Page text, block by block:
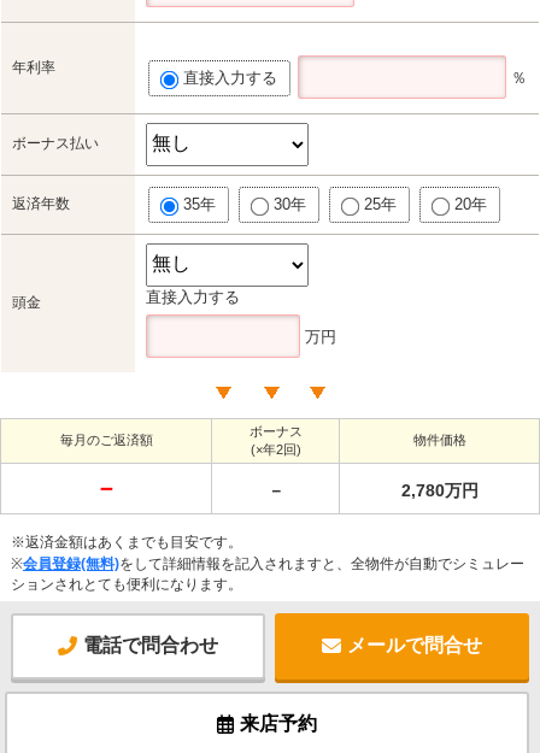
年利率
直接入力する ％
ボーナス払い
返済年数 35年 30年 25年 20年
頭金 直接入力する
万円
毎月のご返済額
ボーナス
(×年2回)
物件価格
－ － 2,780万円
※返済金額はあくまでも目安です。
※会員登録(無料)をして詳細情報を記入されますと、全物件が自動でシミュレー
ションされとても便利になります。
電話で問合わせ メールで問合せ
来店予約